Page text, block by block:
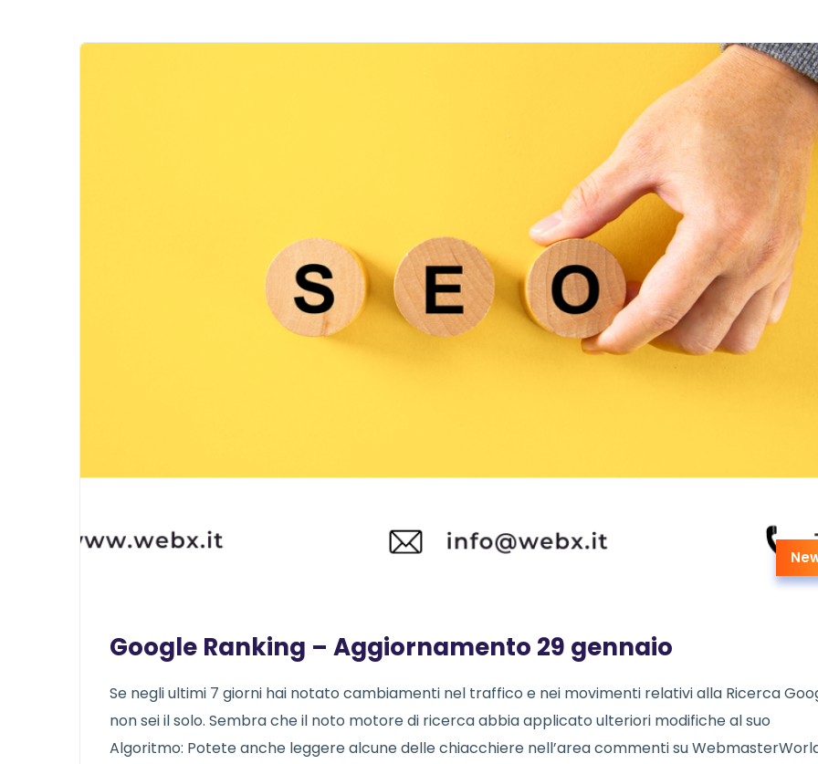
Google Ranking – Aggiornamento 29 gennaio
Se negli ultimi 7 giorni hai notato cambiamenti nel traffico e nei movimenti relativi alla Ricerca
non sei il solo. Sembra che il noto motore di ricerca abbia applicato ulteriori modifiche al suo
Algoritmo: Potete anche leggere alcune delle chiacchiere nell’area commenti su